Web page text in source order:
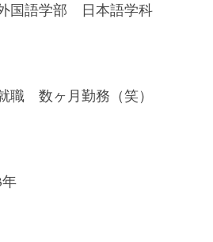
国語学部 日本語学科
職 数ヶ月勤務（笑）